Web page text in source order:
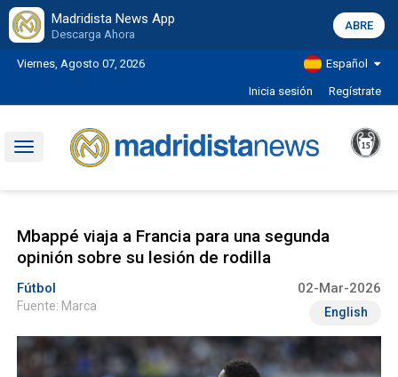
Madridista News App
Descarga Ahora
ABRE
Viernes, Agosto 07, 2026 Español
Inicia sesión Regístrate
Toggle
Mbappé viaja a Francia para una segunda
opinión sobre su lesión de rodilla
Fútbol 02-Mar-2026
Fuente: Marca English